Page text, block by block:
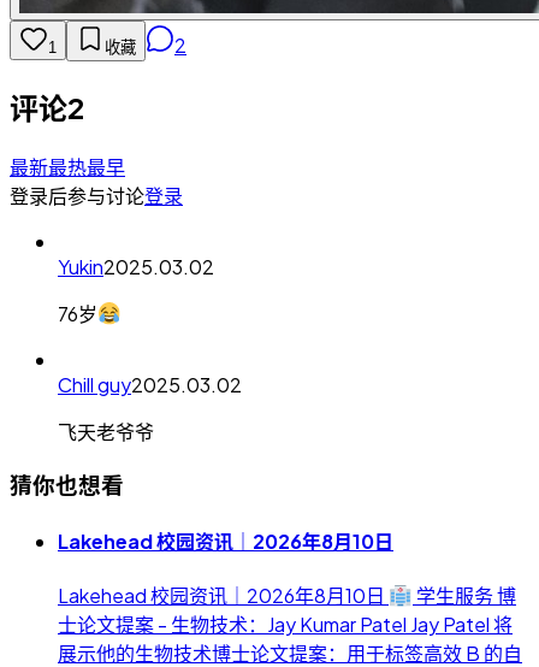
1 收藏 2
评论2
最新最热最早
登录后参与讨论登录
Yukin2025.03.02
76岁
Chill guy2025.03.02
飞天老爷爷
猜你也想看
Lakehead 校园资讯｜2026年8月10日
Lakehead 校园资讯｜2026年8月10日
学生服务 博
士论文提案 - 生物技术：Jay Kumar Patel Jay Patel 将
展示他的生物技术博士论文提案：用于标签高效 B 的自